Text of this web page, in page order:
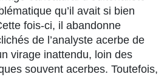
qu’il avait si bien
fois-ci, il abandonne
de l’analyste acerbe de
virage inattendu, loin des
souvent acerbes. Toutefois,